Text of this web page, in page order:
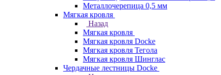
Металлочерепица 0,5 мм
Мягкая кровля
Назад
Мягкая кровля
Мягкая кровля Docke
Мягкая кровля Тегола
Мягкая кровля Шинглас
Чердачные лестницы Docke